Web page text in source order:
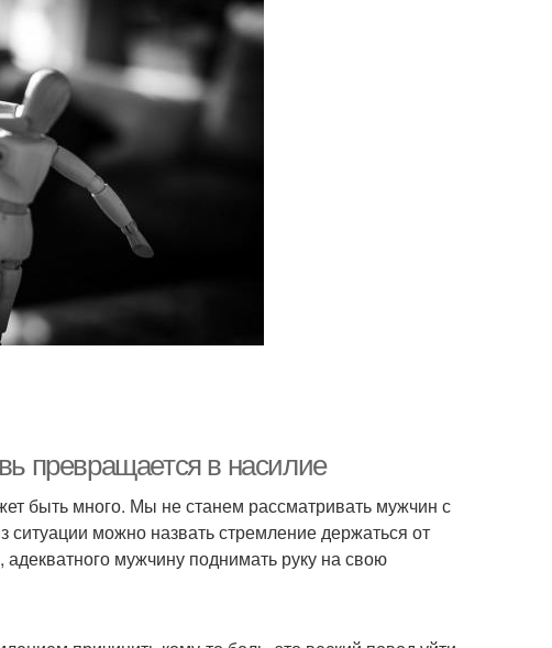
превращается в насилие
быть много. Мы не станем рассматривать мужчин с
можно назвать стремление держаться от
мужчину поднимать руку на свою